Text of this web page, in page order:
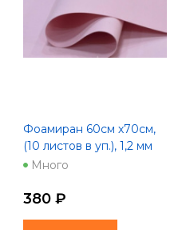
Фоамиран 60см х70см,
(10 листов в уп.), 1,2 мм
кремово розовый
Много
380 ₽